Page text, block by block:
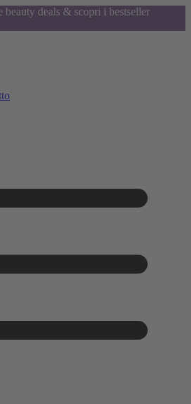
beauty deals & scopri i bestseller